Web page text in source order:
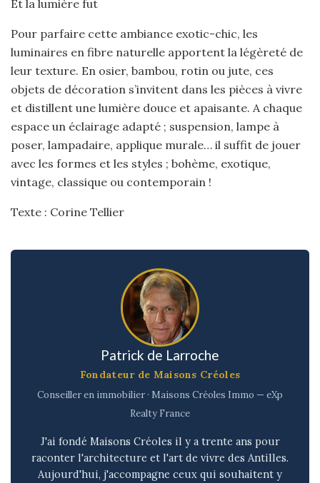
Et la lumière fut
Pour parfaire cette ambiance exotic-chic, les
luminaires en fibre naturelle apportent la légèreté de
leur texture. En osier, bambou, rotin ou jute, ces
objets de décoration s’invitent dans les pièces à vivre
et distillent une lumière douce et apaisante. A chaque
espace un éclairage adapté ; suspension, lampe à
poser, lampadaire, applique murale… il suffit de jouer
avec les formes et les styles ; bohème, exotique,
vintage, classique ou contemporain !
Texte : Corine Tellier
Patrick de Larroche
Fondateur de Maisons Créoles
Conseiller en immobilier · Maisons Créoles Immo — eXp
Realty France
J'ai fondé Maisons Créoles il y a trente ans pour
raconter l'architecture et l'art de vivre des Antilles.
Aujourd'hui, j'accompagne ceux qui souhaitent y